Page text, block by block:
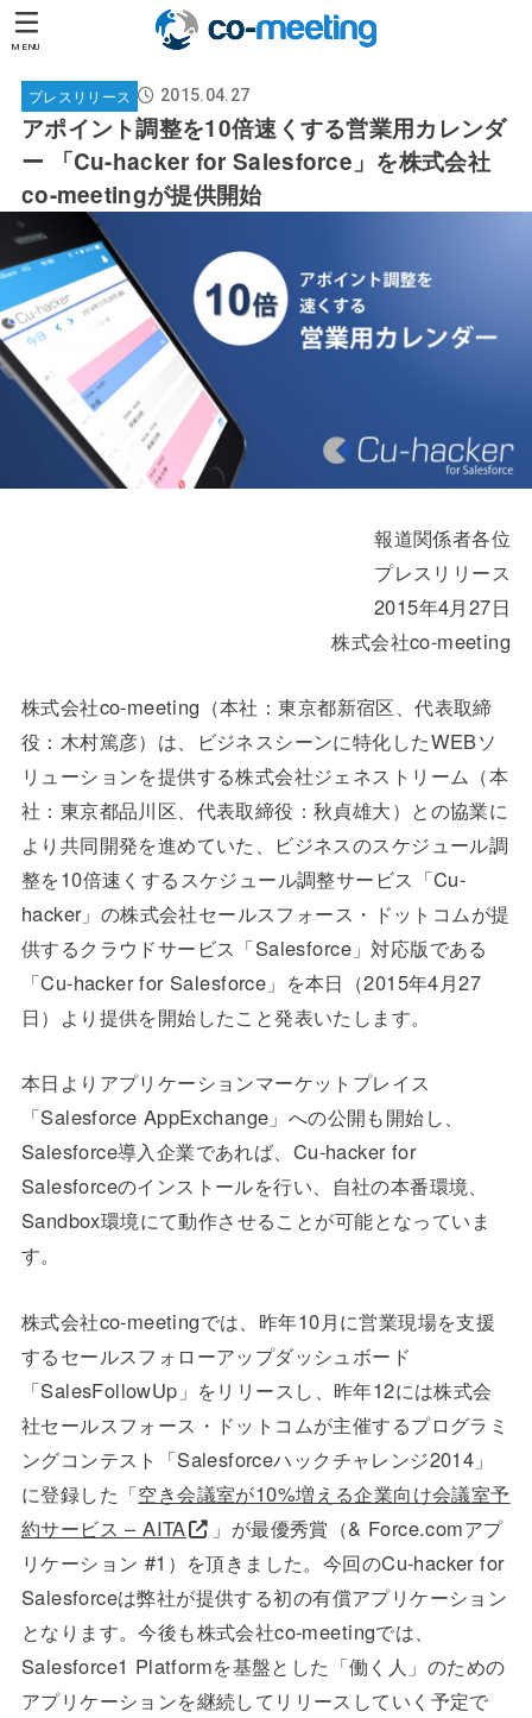
MENU
プレスリリース 2015.04.27
アポイント調整を10倍速くする営業用カレンダ
ー 「Cu-hacker for Salesforce」を株式会社
co-meetingが提供開始
報道関係者各位
プレスリリース
2015年4月27日
株式会社co-meeting
株式会社co-meeting（本社：東京都新宿区、代表取締
役：木村篤彦）は、ビジネスシーンに特化したWEBソ
リューションを提供する株式会社ジェネストリーム（本
社：東京都品川区、代表取締役：秋貞雄大）との協業に
より共同開発を進めていた、ビジネスのスケジュール調
整を10倍速くするスケジュール調整サービス「Cu-
hacker」の株式会社セールスフォース・ドットコムが提
供するクラウドサービス「Salesforce」対応版である
「Cu-hacker for Salesforce」を本日（2015年4月27
日）より提供を開始したこと発表いたします。
本日よりアプリケーションマーケットプレイス
「Salesforce AppExchange」への公開も開始し、
Salesforce導入企業であれば、Cu-hacker for
Salesforceのインストールを行い、自社の本番環境、
Sandbox環境にて動作させることが可能となっていま
す。
株式会社co-meetingでは、昨年10月に営業現場を支援
するセールスフォローアップダッシュボード
「SalesFollowUp」をリリースし、昨年12には株式会
社セールスフォース・ドットコムが主催するプログラミ
ングコンテスト「Salesforceハックチャレンジ2014」
に登録した「空き会議室が10%増える企業向け会議室予
約サービス – AITA
」が最優秀賞（& Force.comアプ
リケーション #1）を頂きました。今回のCu-hacker for
Salesforceは弊社が提供する初の有償アプリケーション
となります。今後も株式会社co-meetingでは、
Salesforce1 Platformを基盤とした「働く人」のための
アプリケーションを継続してリリースしていく予定で